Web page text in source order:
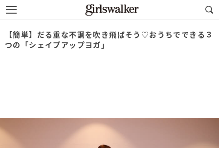
【簡単】だる重な不調を吹き飛ばそう♡おうちでできる３
つの「シェイプアップヨガ」